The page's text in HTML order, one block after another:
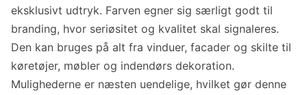
eksklusivt udtryk. Farven egner sig særligt godt til
branding, hvor seriøsitet og kvalitet skal signaleres.
Den kan bruges på alt fra vinduer, facader og skilte til
køretøjer, møbler og indendørs dekoration.
Mulighederne er næsten uendelige, hvilket gør denne